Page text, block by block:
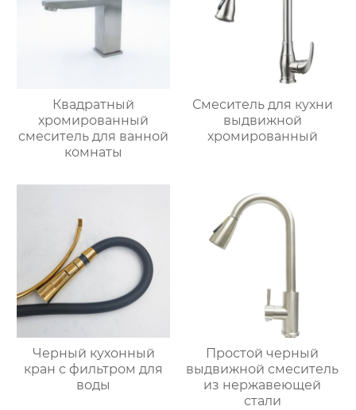
Квадратный
хромированный
смеситель для ванной
комнаты
Смеситель для кухни
выдвижной
хромированный
Черный кухонный
кран с фильтром для
воды
Простой черный
выдвижной смеситель
из нержавеющей
стали